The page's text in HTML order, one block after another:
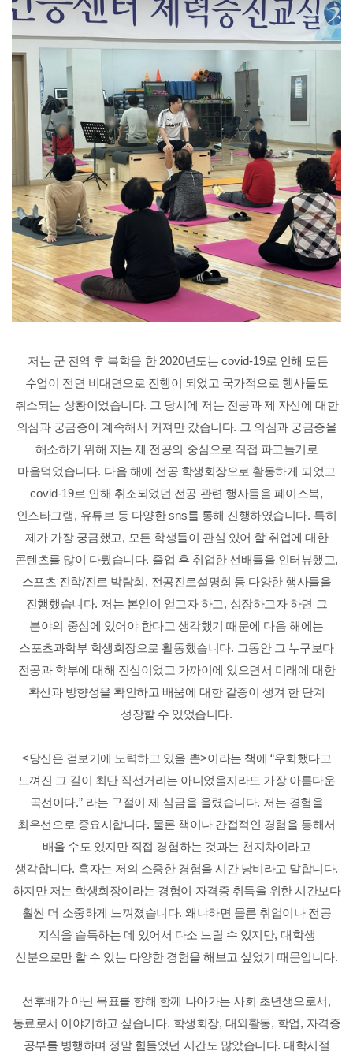
저는 군 전역 후 복학을 한 2020년도는 covid-19로 인해 모든
수업이 전면 비대면으로 진행이 되었고 국가적으로 행사들도
취소되는 상황이었습니다. 그 당시에 저는 전공과 제 자신에 대한
의심과 궁금증이 계속해서 커져만 갔습니다. 그 의심과 궁금증을
해소하기 위해 저는 제 전공의 중심으로 직접 파고들기로
마음먹었습니다. 다음 해에 전공 학생회장으로 활동하게 되었고
covid-19로 인해 취소되었던 전공 관련 행사들을 페이스북,
인스타그램, 유튜브 등 다양한sns를 통해 진행하였습니다. 특히
제가 가장 궁금했고, 모든 학생들이 관심 있어 할 취업에 대한
콘텐츠를 많이 다뤘습니다. 졸업 후 취업한 선배들을 인터뷰했고,
스포츠 진학/진로 박람회 , 전공진로설명회 등 다양한 행사들을
진행했습니다. 저는 본인이 얻고자 하고, 성장하고자 하면 그
분야의 중심에 있어야 한다고 생각했기 때문에 다음 해에는
스포츠과학부 학생회장으로 활동했습니다. 그동안 그 누구보다
전공과 학부에 대해 진심이었고 가까이에 있으면서 미래에 대한
확신과 방향성을 확인하고 배움에 대한 갈증이 생겨 한 단계
성장할 수 있었습니다.
<당신은 겉보기에 노력하고 있을 뿐>이라는 책에 “우회했다고
느껴진 그 길이 최단 직선거리는 아니었을지라도 가장 아름다운
곡선이다.” 라는 구절이 제 심금을 울렸습니다. 저는 경험을
최우선으로 중요시합니다. 물론 책이나 간접적인 경험을 통해서
배울 수도 있지만 직접 경험하는 것과는 천지차이라고
생각합니다. 혹자는 저의 소중한 경험을 시간 낭비라고 말합니다.
하지만 저는 학생회장이라는 경험이 자격증 취득을 위한 시간보다
훨씬 더 소중하게 느껴졌습니다.왜냐하면 물론 취업이나 전공
지식을 습득하는 데 있어서 다소 느릴 수 있지만,대학생
신분으로만 할 수 있는 다양한 경험을 해보고 싶었기 때문입니다.
선후배가 아닌 목표를 향해 함께 나아가는 사회 초년생으로서 ,
동료로서 이야기하고 싶습니다. 학생회장, 대외활동, 학업, 자격증
공부를 병행하며 정말 힘들었던 시간도 많았습니다.대학시절